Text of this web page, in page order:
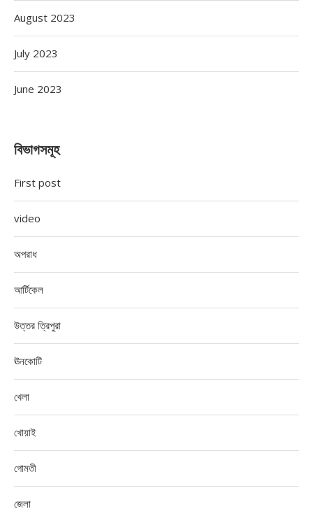
August 2023
July 2023
June 2023
বিভাগসমূহ
First post
video
অপরাধ
আর্টিকেল
উত্তর ত্রিপুরা
ঊনকোটি
খেলা
খোয়াই
গোমতী
জেলা